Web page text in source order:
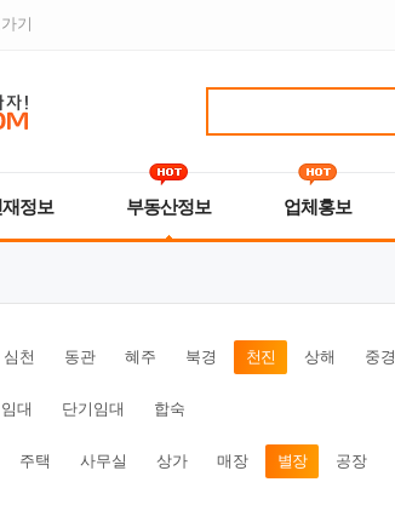
기
정보 부동산정보 업체홍보
심천 동관 혜주 북경 천진 상해 중경
임대 단기임대 합숙
주택 사무실 상가 매장 별장 공장